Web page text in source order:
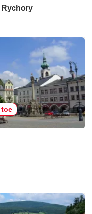
Rychory
toe